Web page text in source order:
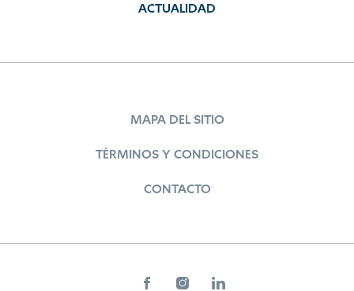
ACTUALIDAD
MAPA DEL SITIO
TÉRMINOS Y CONDICIONES
CONTACTO